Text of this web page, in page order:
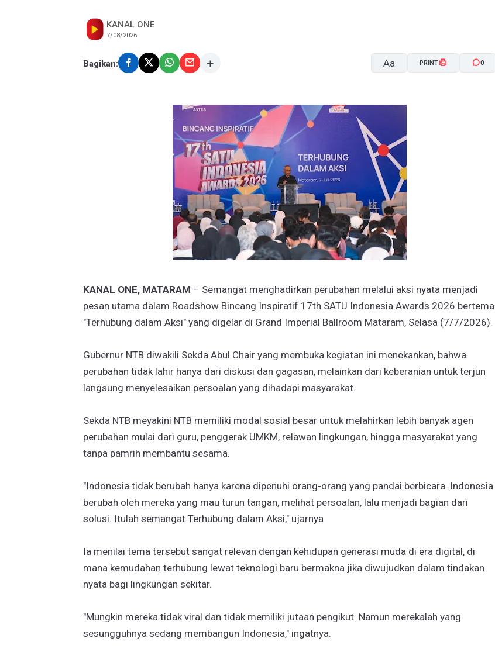
KANAL ONE
7/08/2026
Bagikan: Aa PRINT 0
KANAL ONE, MATARAM – Semangat menghadirkan perubahan melalui aksi nyata menjadi
pesan utama dalam Roadshow Bincang Inspiratif 17th SATU Indonesia Awards 2026 bertema
"Terhubung dalam Aksi" yang digelar di Grand Imperial Ballroom Mataram, Selasa (7/7/2026).
Gubernur NTB diwakili Sekda Abul Chair yang membuka kegiatan ini menekankan, bahwa
perubahan tidak lahir hanya dari diskusi dan gagasan, melainkan dari keberanian untuk terjun
langsung menyelesaikan persoalan yang dihadapi masyarakat.
Sekda NTB meyakini NTB memiliki modal sosial besar untuk melahirkan lebih banyak agen
perubahan mulai dari guru, penggerak UMKM, relawan lingkungan, hingga masyarakat yang
tanpa pamrih membantu sesama.
"Indonesia tidak berubah hanya karena dipenuhi orang-orang yang pandai berbicara. Indonesia
berubah oleh mereka yang mau turun tangan, melihat persoalan, lalu menjadi bagian dari
solusi. Itulah semangat Terhubung dalam Aksi," ujarnya
Ia menilai tema tersebut sangat relevan dengan kehidupan generasi muda di era digital, di
mana kemudahan terhubung lewat teknologi baru bermakna jika diwujudkan dalam tindakan
nyata bagi lingkungan sekitar.
"Mungkin mereka tidak viral dan tidak memiliki jutaan pengikut. Namun merekalah yang
sesungguhnya sedang membangun Indonesia," ingatnya.